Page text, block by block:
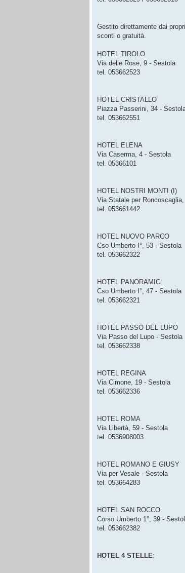
Gestito direttamente dai
sconti o gratuità.
HOTEL TIROLO
Via delle Rose, 9 - Sestola
tel. 053662523
HOTEL CRISTALLO
Piazza Passerini, 34 -
tel. 053662551
HOTEL ELENA
Via Caserma, 4 - Sestola
tel. 05366101
HOTEL NOSTRI MONTI (I)
Via Statale per
tel. 053661442
HOTEL NUOVO PARCO
Cso Umberto I°, 53 - Sestola
tel. 053662322
HOTEL PANORAMIC
Cso Umberto I°, 47 - Sestola
tel. 053662321
HOTEL PASSO DEL LUPO
Via Passo del Lupo - Sestola
tel. 053662338
HOTEL REGINA
Via Cimone, 19 - Sestola
tel. 053662336
HOTEL ROMA
Via Libertà, 59 - Sestola
tel. 0536908003
HOTEL ROMANO E GIUSY
Via per Vesale - Sestola
tel. 053664283
HOTEL SAN ROCCO
Corso Umberto 1°, 39 -
tel. 053662382
HOTEL 4 STELLE: